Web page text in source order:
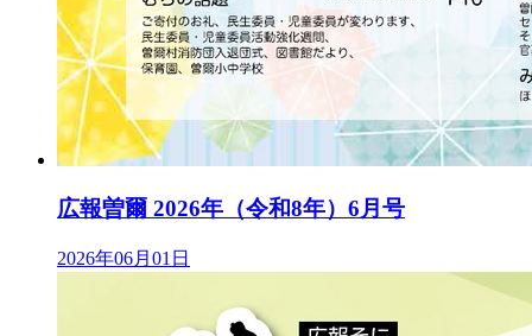
広報曽爾 2026年（令和8年）6月号
2026年06月01日